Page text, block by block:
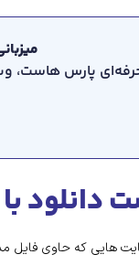
پارس هاست،
دانلود
هایی که حاوی فایل